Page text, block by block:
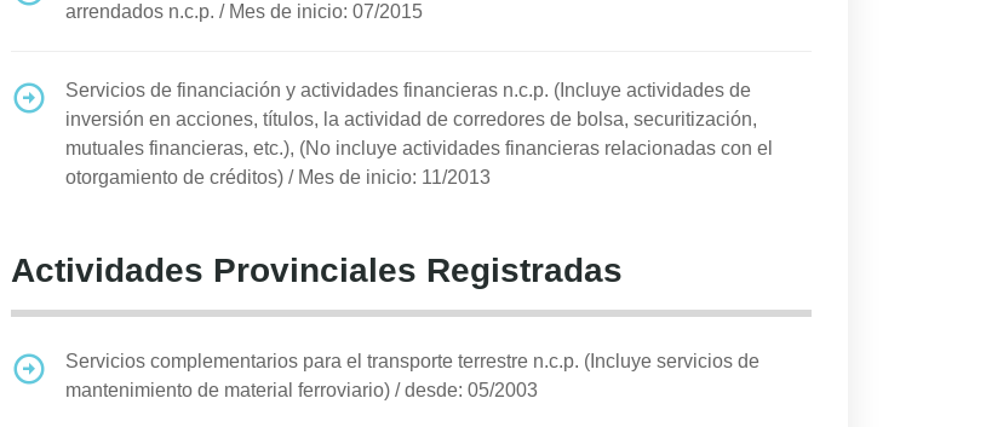
arrendados n.c.p. / Mes de inicio: 07/2015
Servicios de financiación y actividades financieras n.c.p. (Incluye actividades de
inversión en acciones, títulos, la actividad de corredores de bolsa, securitización,
mutuales financieras, etc.), (No incluye actividades financieras relacionadas con el
otorgamiento de créditos) / Mes de inicio: 11/2013
Actividades Provinciales Registradas
Servicios complementarios para el transporte terrestre n.c.p. (Incluye servicios de
mantenimiento de material ferroviario) /desde: 05/2003